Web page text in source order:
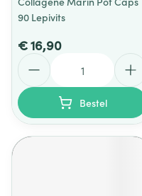
90 Lepivits
€ 16,90
Bestel